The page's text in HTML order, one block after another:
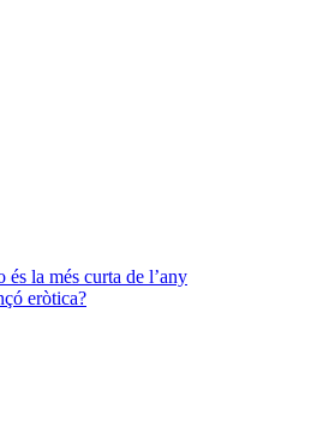
és la més curta de l’any
eròtica?